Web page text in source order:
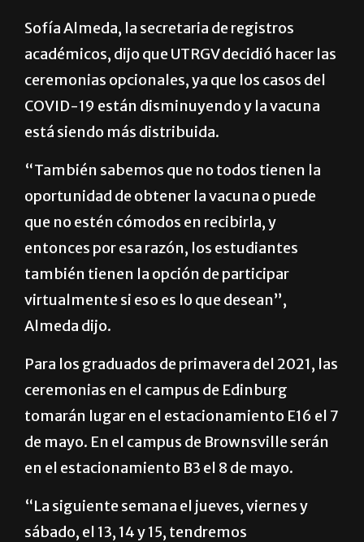
Sofía Almeda, la secretaria de registros
académicos, dijo que UTRGV decidió hacer las
ceremonias opcionales, ya que los casos del
COVID-19 están disminuyendo y la vacuna
está siendo más distribuida.
“También sabemos que no todos tienen la
oportunidad de obtener la vacuna o puede
que no estén cómodos en recibirla, y
entonces por esa razón, los estudiantes
también tienen la opción de participar
virtualmente si eso es lo que desean”,
Almeda dijo.
Para los graduados de primavera del 2021, las
ceremonias en el campus de Edinburg
tomarán lugar en el estacionamiento E16 el 7
de mayo. En el campus de Brownsville serán
en el estacionamiento B3 el 8 de mayo.
“La siguiente semana el jueves, viernes y
sábado, el 13, 14 y 15, tendremos